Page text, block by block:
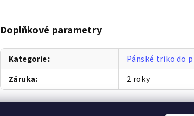
Doplňkové parametry
Kategorie:
Pánské triko do
Záruka: 2 roky